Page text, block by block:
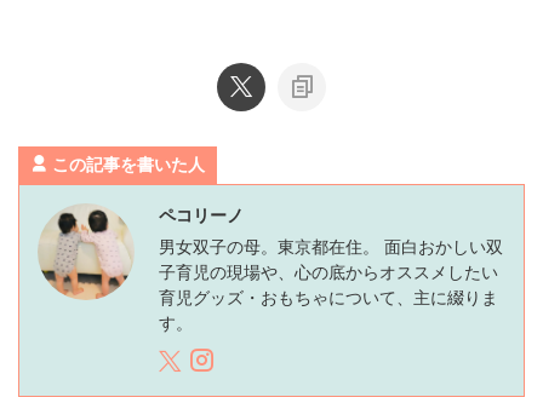
この記事を書いた人
ペコリーノ
男女双子の母。東京都在住。 面白おかしい双
子育児の現場や、心の底からオススメしたい
育児グッズ・おもちゃについて、主に綴りま
す。